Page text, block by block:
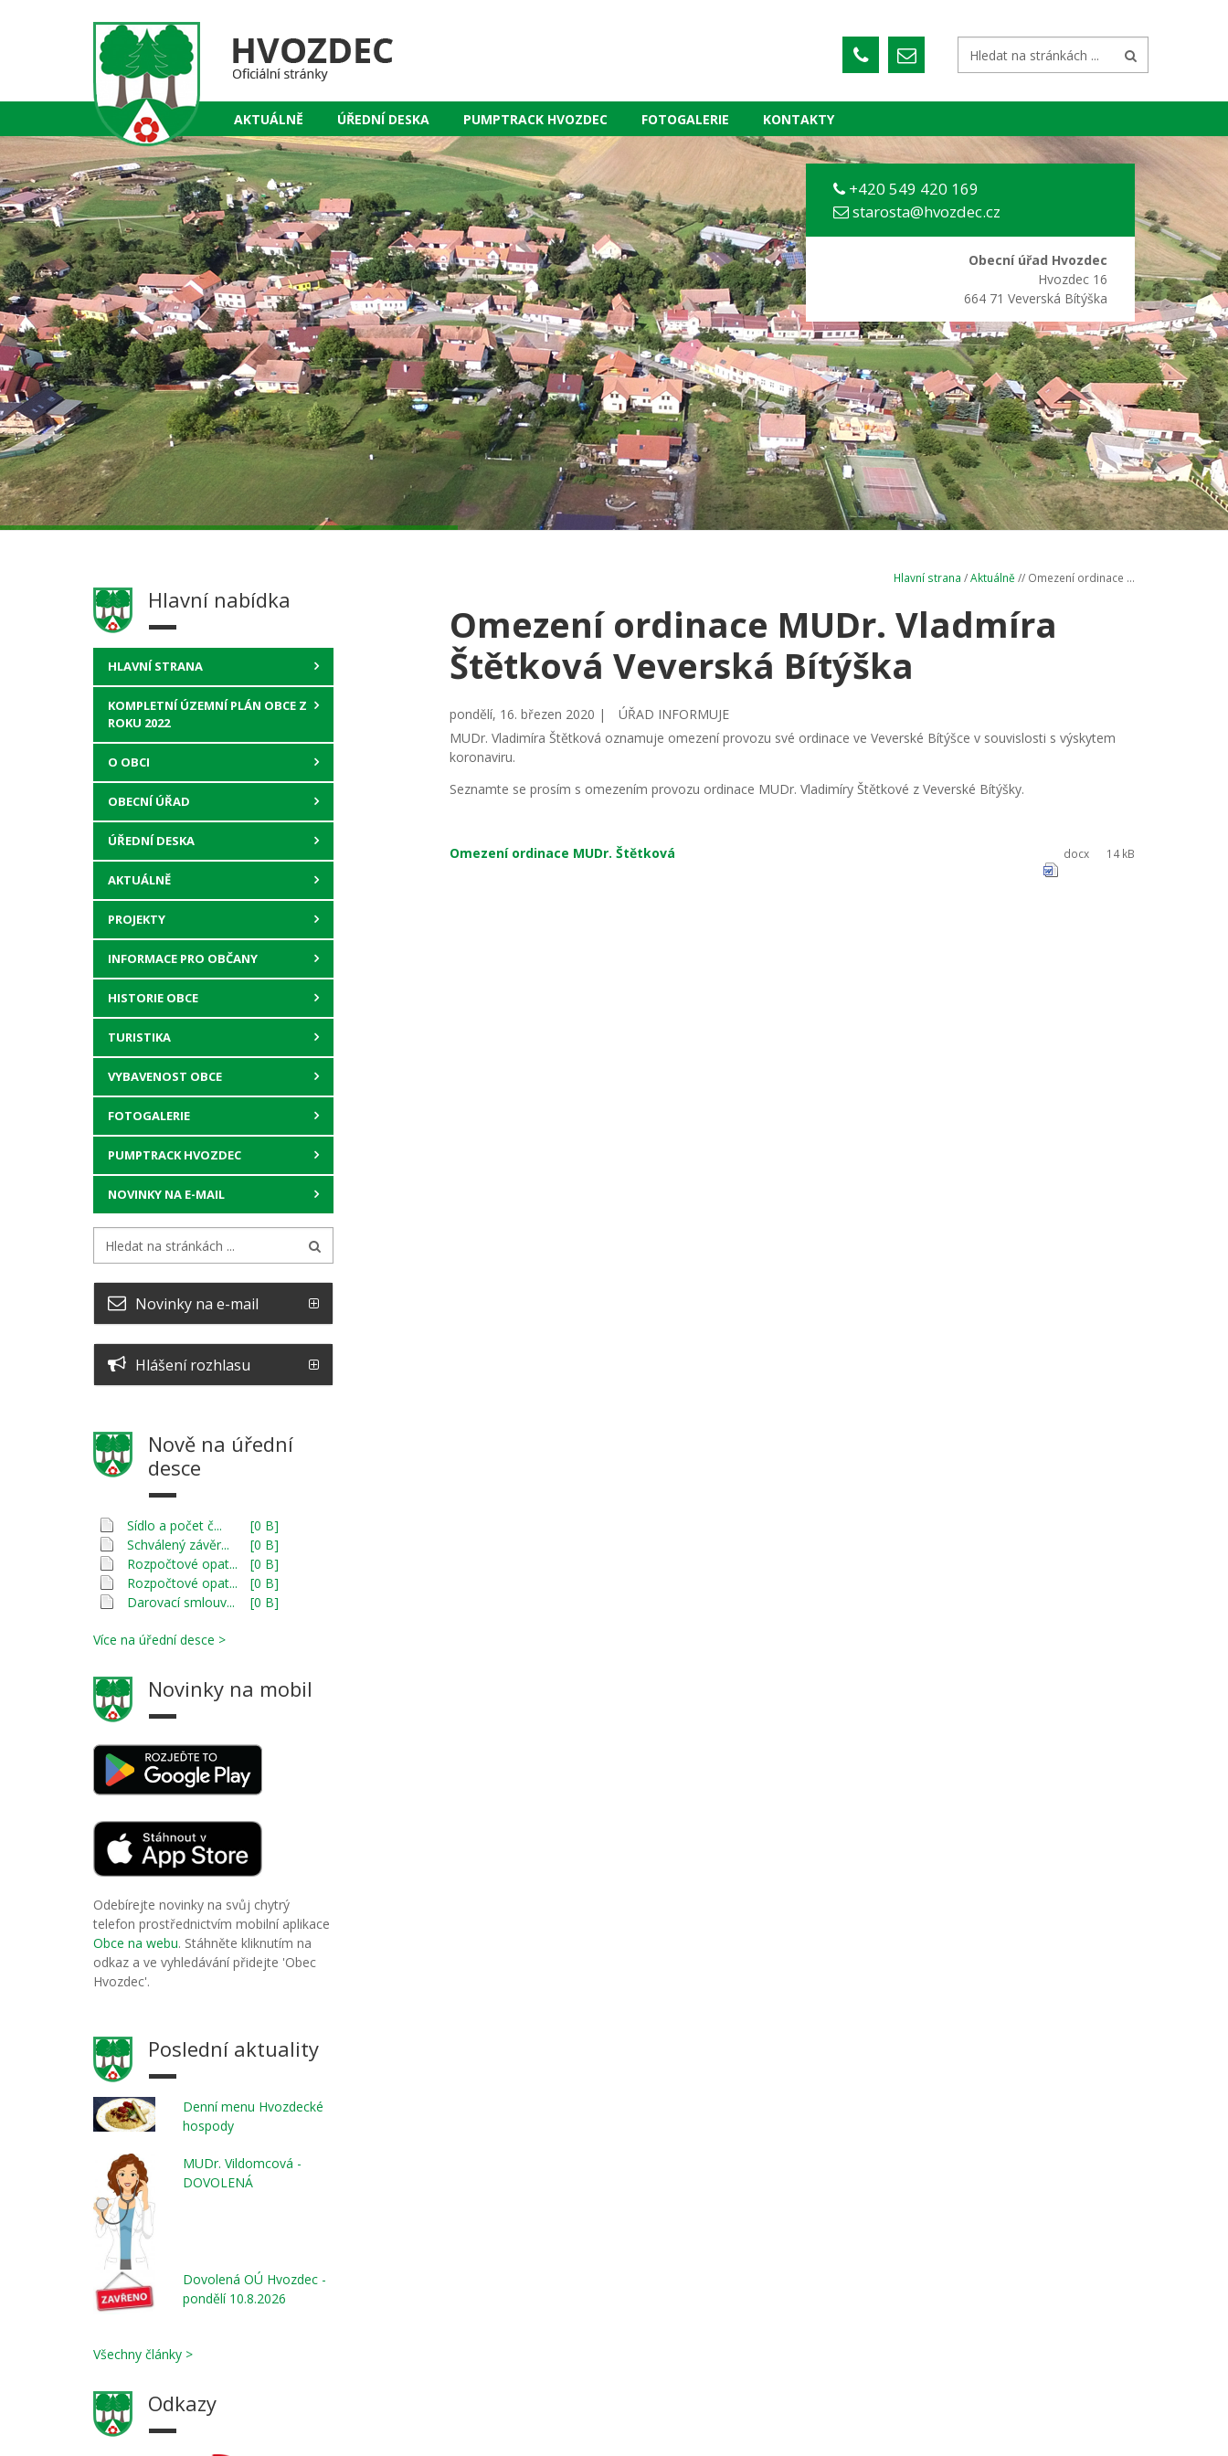
AKTUÁLNĚ ÚŘEDNÍ DESKA PUMPTRACK HVOZDEC FOTOGALERIE KONTAKTY
+420 549 420 169
starosta@hvozdec.cz
Obecní úřad Hvozdec
Hvozdec 16
664 71 Veverská Bítýška
Hlavní nabídka
HLAVNÍ STRANA
KOMPLETNÍ ÚZEMNÍ PLÁN OBCE Z
ROKU 2022
O OBCI
OBECNÍ ÚŘAD
ÚŘEDNÍ DESKA
AKTUÁLNĚ
PROJEKTY
INFORMACE PRO OBČANY
HISTORIE OBCE
TURISTIKA
VYBAVENOST OBCE
FOTOGALERIE
PUMPTRACK HVOZDEC
NOVINKY NA E-MAIL
Novinky na e-mail
Hlášení rozhlasu
Nově na úřední
desce
Sídlo a počet č...
[0 B]
Schválený závěr...
[0 B]
Rozpočtové opat...
[0 B]
Rozpočtové opat...
[0 B]
Darovací smlouv...
[0 B]
Více na úřední desce >
Novinky na mobil
Odebírejte novinky na svůj chytrý
telefon prostřednictvím mobilní aplikace
Obce na webu. Stáhněte kliknutím na
odkaz a ve vyhledávání přidejte 'Obec
Hvozdec'.
Poslední aktuality
Denní menu Hvozdecké
hospody
MUDr. Vildomcová -
DOVOLENÁ
Dovolená OÚ Hvozdec -
pondělí 10.8.2026
Všechny články >
Odkazy
Hlavní strana /Aktuálně // Omezení ordinace ...
Omezení ordinace MUDr. Vladmíra
Štětková Veverská Bítýška
pondělí, 16. březen 2020 |
ÚŘAD INFORMUJE
MUDr. Vladimíra Štětková oznamuje omezení provozu své ordinace ve Veverské Bítýšce v souvislosti s výskytem
koronaviru.
Seznamte se prosím s omezením provozu ordinace MUDr. Vladimíry Štětkové z Veverské Bítýšky.
Omezení ordinace MUDr. Štětková docx 14 kB